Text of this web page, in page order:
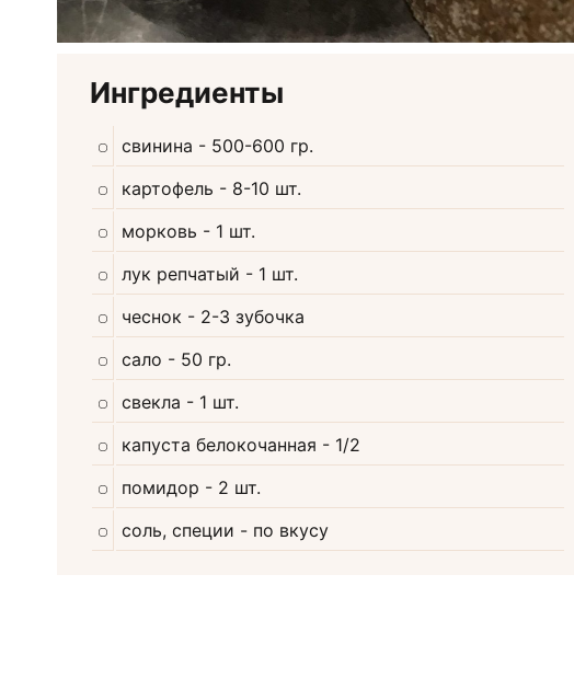
Ингредиенты
свинина - 500-600 гр.
картофель - 8-10 шт.
морковь - 1 шт.
лук репчатый - 1 шт.
чеснок - 2-3 зубочка
сало - 50 гр.
свекла - 1 шт.
капуста белокочанная - 1/2
помидор - 2 шт.
соль, специи - по вкусу